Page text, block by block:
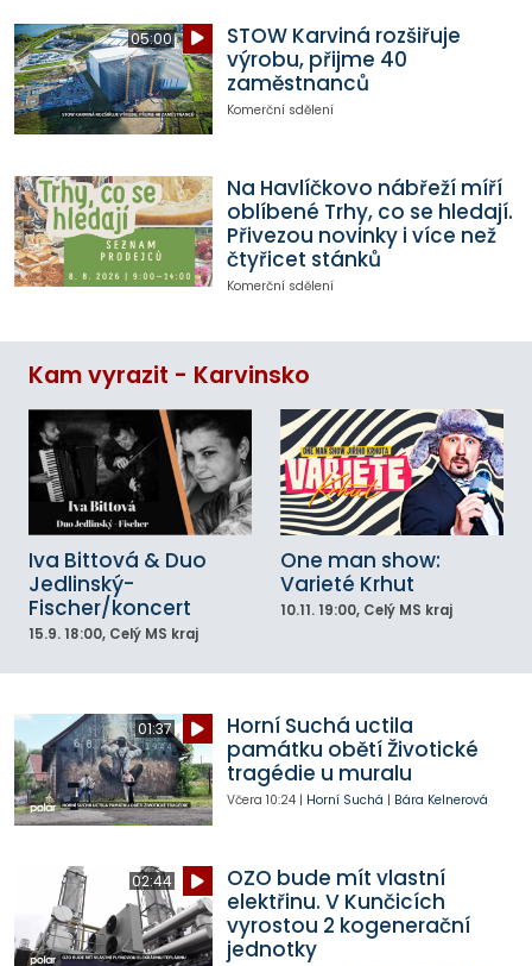
05:00
STOW Karviná rozšiřuje
výrobu, přijme 40
zaměstnanců
Komerční sdělení
Na Havlíčkovo nábřeží míří
oblíbené Trhy, co se hledají.
Přivezou novinky i více než
čtyřicet stánků
Komerční sdělení
Kam vyrazit - Karvinsko
Iva Bittová & Duo
Jedlinský-
Fischer/koncert
15.9. 18:00, Celý MS kraj
One man show:
Varieté Krhut
10.11. 19:00, Celý MS kraj
01:37
Horní Suchá uctila
památku obětí Životické
tragédie u muralu
Včera 10:24| Horní Suchá | Bára Kelnerová
02:44
OZO bude mít vlastní
elektřinu. V Kunčicích
vyrostou 2 kogenerační
jednotky